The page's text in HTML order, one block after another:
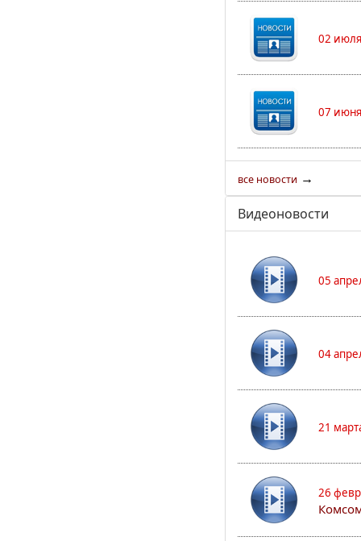
02
07
все новости →
Видеоновости
05
04
21
26